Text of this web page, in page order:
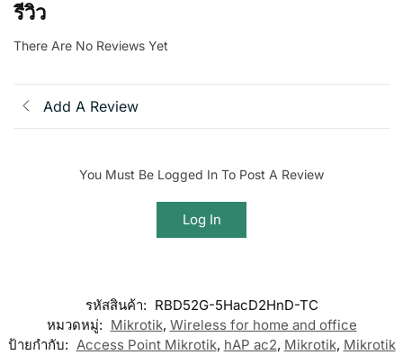
รีวิว
There Are No Reviews Yet
Add A Review
You Must Be Logged In To Post A Review
Log In
รหัสสินค้า: RBD52G-5HacD2HnD-TC
หมวดหมู่: Mikrotik, Wireless for home and office
ป้ายกำกับ: Access Point Mikrotik, hAP ac2, Mikrotik, Mikrotik